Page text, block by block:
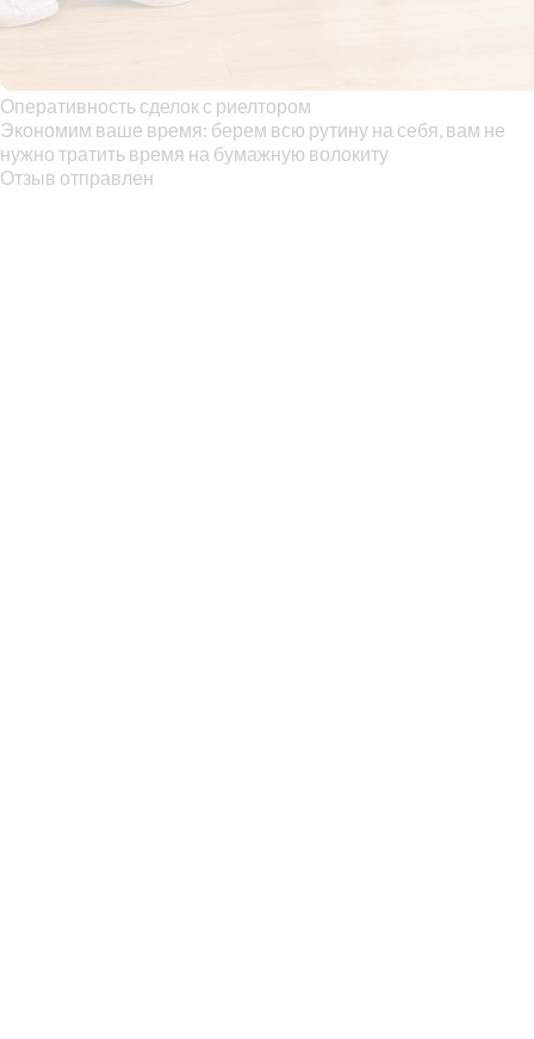
Оперативность сделок с риелтором
Экономим ваше время: берем всю рутину на себя, вам не
нужно тратить время на бумажную волокиту
Отзыв отправлен